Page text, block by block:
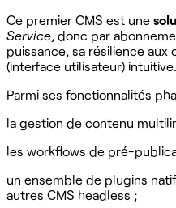
Ce premier CMS est une
Service, donc par
puissance, sa résilience aux
(interface utilisateur) intuitive.
Parmi ses fonctionnalités
la gestion de contenu
les workflows de pré-
un ensemble de plugins
autres CMS headless ;